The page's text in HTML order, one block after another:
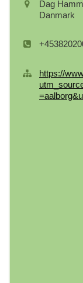
Dag
Danmark
https://